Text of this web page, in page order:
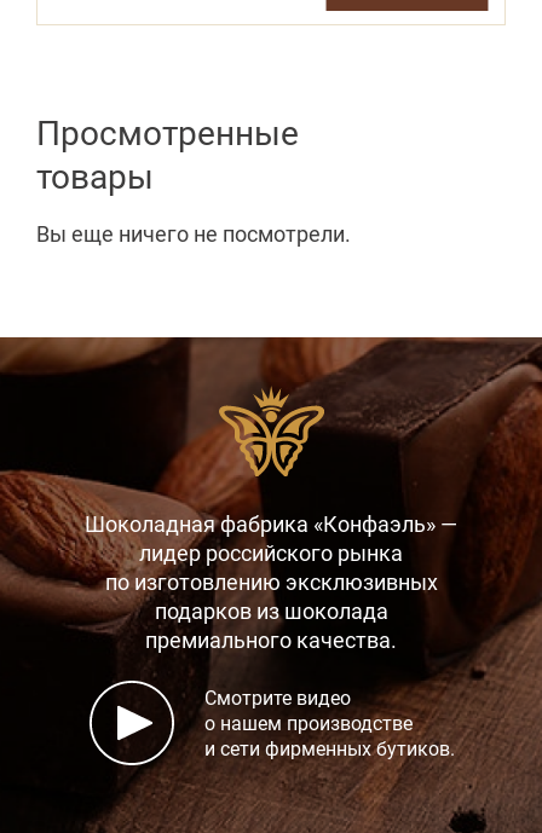
Просмотренные
товары
Вы еще ничего не посмотрели.
Шоколадная фабрика «Конфаэль» —
лидер российского рынка
по изготовлению эксклюзивных
подарков из шоколада
премиального качества.
Смотрите видео
о нашем производстве
и сети фирменных бутиков.